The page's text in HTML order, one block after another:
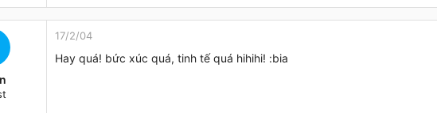
YM : leloanbt
17/2/04
Hay quá! bức xúc quá, tinh tế quá hihihi! :bia